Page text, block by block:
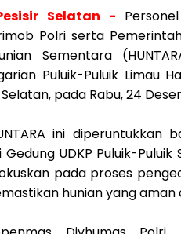
Pesisir Selatan -
Polri serta
Sementara
Puluik-Puluik Limau
pada Rabu, 24
ini
UDKP Puluik-
pada proses
hunian yang aman